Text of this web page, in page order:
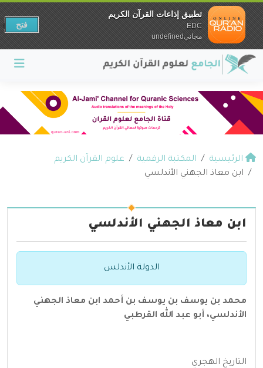
الرئيسية المكتبة الرقمية
علوم القرآن الكريم
ابن معاذ الجهني الأندلسي
ابن معاذ الجهني الأندلسي
الدولة الأندلس
محمد بن يوسف بن يوسف بن أحمد ابن معاذ الجهني
الأندلسي، أبو عبد الله القرطبي
التاريخ الهجري
تطبيق إذاعات القرآن الكريم
EDC
مجانيundefined
فتح